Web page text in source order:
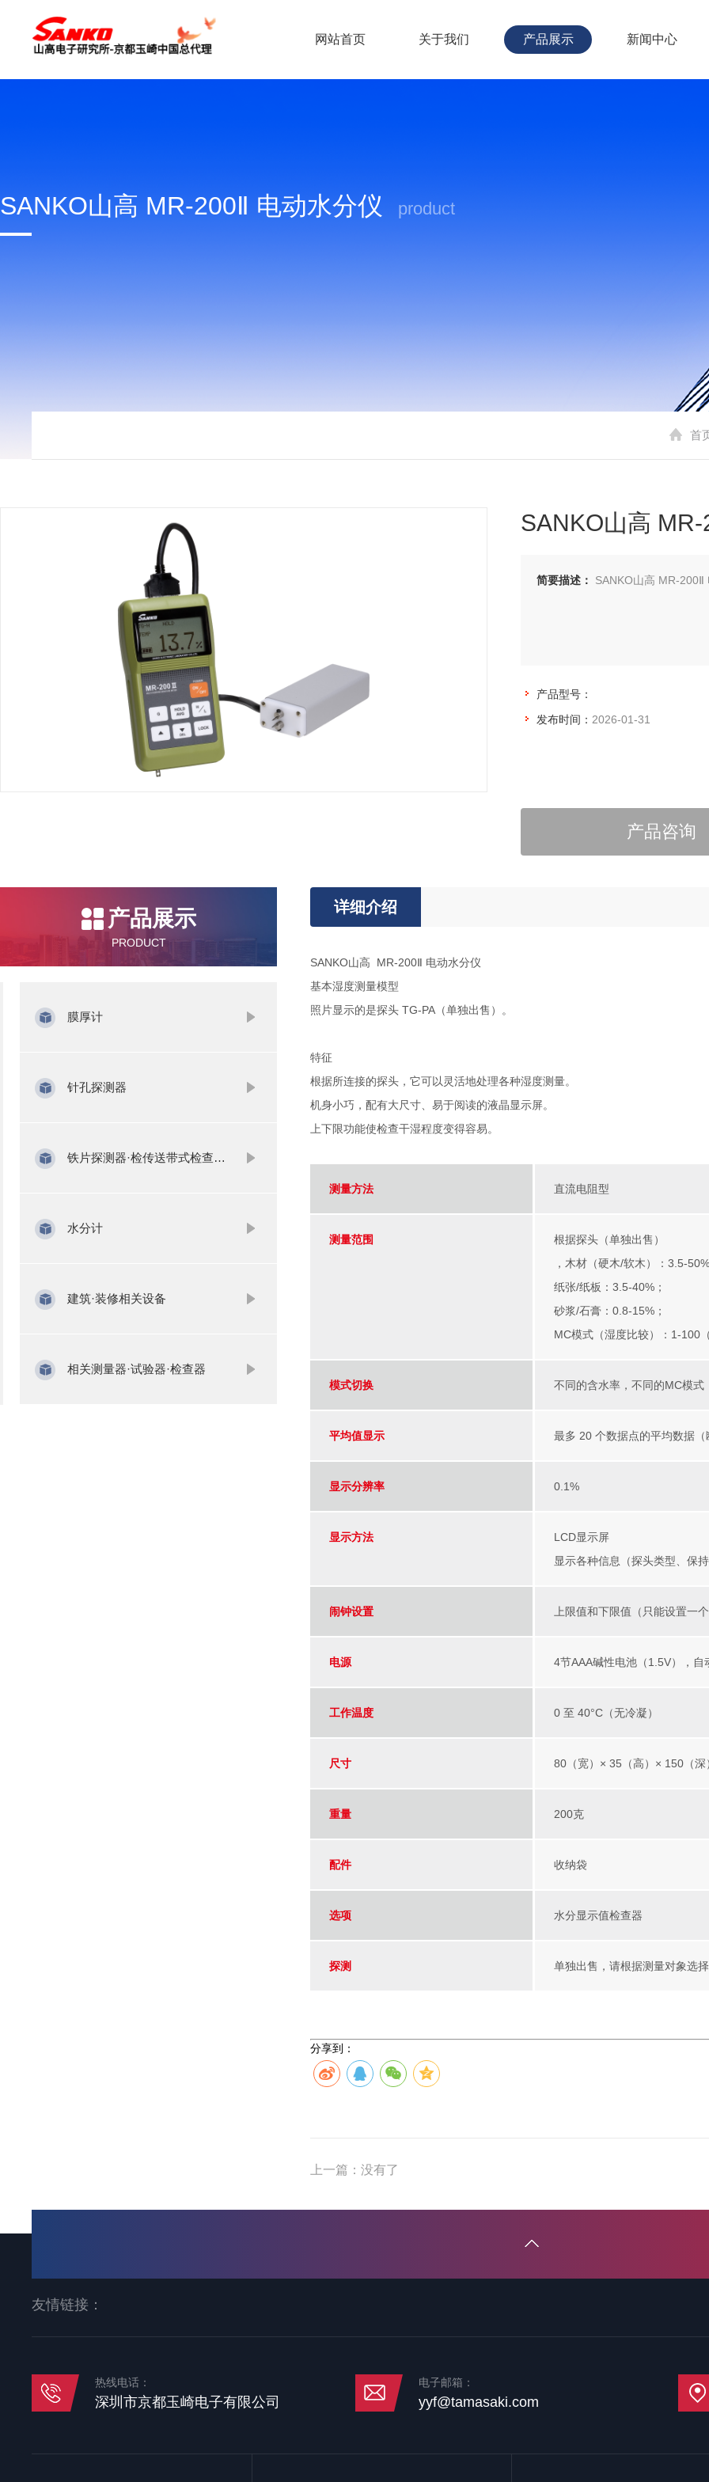
网站首页 关于我们 产品展示 新闻中心
SANKO山高 MR-200Ⅱ 电动水分仪 product
首
SANKO山高
简要描述： SANKO山高
产品型号：
发布时间： 2026-01-31
产品咨询
产品展示
PRODUCT
膜厚计
针孔探测器
铁片探测器·检传送带式检查针机
水分计
建筑·装修相关设备
相关测量器·试验器·检查器
详细介绍
SANKO山高 MR-200Ⅱ 电动水分仪
基本湿度测量模型
照片显示的是探头 TG-PA（单独出售）。
特征
根据所连接的探头，它可以灵活地处理各种湿度测量。
机身小巧，配有大尺寸、易于阅读的液晶显示屏。
上下限功能使检查干湿程度变得容易。
测量方法 直流电阻型
测量范围
根据探头（单独出售）
，木材（硬木/软木）：3.5-
纸张/纸板：3.5-40%；
砂浆/石膏：0.8-15%；
MC模式（湿度比较）：1-100
模式切换 不同的含水率，不同的MC模式
平均值显示 最多 20 个数据点的平均数据
显示分辨率 0.1%
显示方法
LCD显示屏
显示各种信息（探头类型、保
闹钟设置 上限值和下限值（只能设置一
电源 4节AAA碱性电池（1.5V），自
工作温度 0 至 40°C（无冷凝）
尺寸 80（宽）× 35（高）× 150（深
重量 200克
配件 收纳袋
选项 水分显示值检查器
探测 单独出售，请根据测量对象
分享到：
上一篇：没有了
友情链接：
热线电话：
深圳市京都玉崎电子有限公司
电子邮箱：
yyf@tamasaki.com